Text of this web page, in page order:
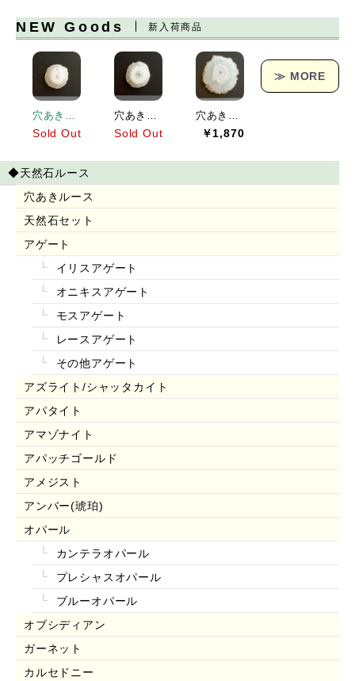
NEW Goods 新入荷商品
Sold Out Sold Out ￥1,870
≫ MORE
◆天然石ルース
穴あきルース
天然石セット
アゲート
イリスアゲート
オニキスアゲート
モスアゲート
レースアゲート
その他アゲート
アズライト/シャッタカイト
アパタイト
アマゾナイト
アパッチゴールド
アメジスト
アンバー(琥珀)
オパール
カンテラオパール
プレシャスオパール
ブルーオパール
オブシディアン
ガーネット
カルセドニー